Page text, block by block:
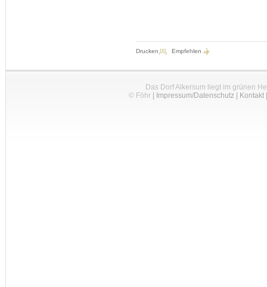
Drucken Empfehlen
Das Dorf Alkersum liegt im grünen
© Föhr| Impressum/Datenschutz| Kontakt